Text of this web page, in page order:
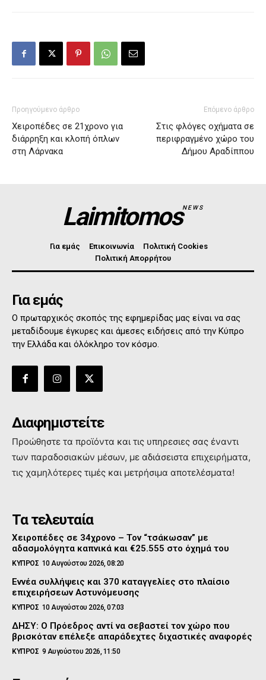
Προηγούμενο άρθρο
Χειροπέδες σε 21χρονο για
διάρρηξη και κλοπή όπλων
στη Λάρνακα
Επόμενο άρθρο
Στις φλόγες οχήματα σε
περιφραγμένο χώρο του
Δήμου Αραδίππου
LaimitomosNEWS
Για εμάς Επικοινωνία
Πολιτική Cookies
Πολιτική Απορρήτου
Για εμάς
Ο πρωταρχικός σκοπός της εφημερίδας μας είναι να σας
μεταδίδουμε έγκυρες και άμεσες ειδήσεις από την Κύπρο
την Ελλάδα και όλόκληρο τον κόσμο.
Διαφημιστείτε
Προώθηστε τα προϊόντα και τις υπηρεσιες σας έναντι
των παραδοσιακών μέσων, με αδιάσειστα επιχειρήματα,
τις χαμηλότερες τιμές και μετρήσιμα αποτελέσματα!
Τα τελευταία
Χειροπέδες σε 34χρονο – Τον “τσάκωσαν” με
αδασμολόγητα καπνικά και €25.555 στο όχημά του
ΚΥΠΡΟΣ 10 Αυγούστου 2026, 08:20
Εννέα συλλήψεις και 370 καταγγελίες στο πλαίσιο
επιχειρήσεων Αστυνόμευσης
ΚΥΠΡΟΣ 10 Αυγούστου 2026, 07:03
ΔΗΣΥ: Ο Πρόεδρος αντί να σεβαστεί τον χώρο που
βρισκόταν επέλεξε απαράδεχτες διχαστικές αναφορές
ΚΥΠΡΟΣ 9 Αυγούστου 2026, 11:50